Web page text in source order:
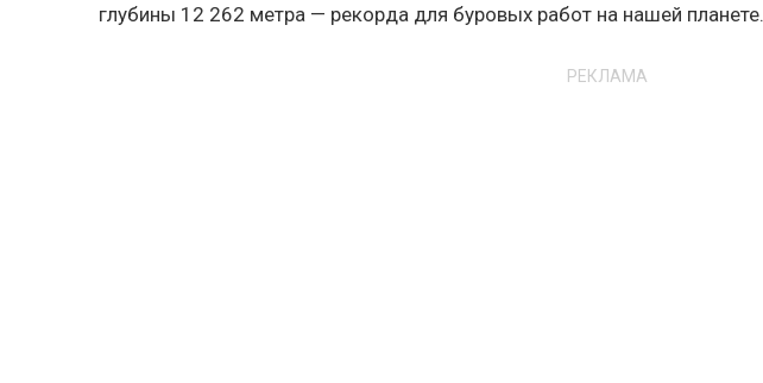
глубины 12 262 метра — рекорда для буровых работ на нашей планете.
РЕКЛАМА